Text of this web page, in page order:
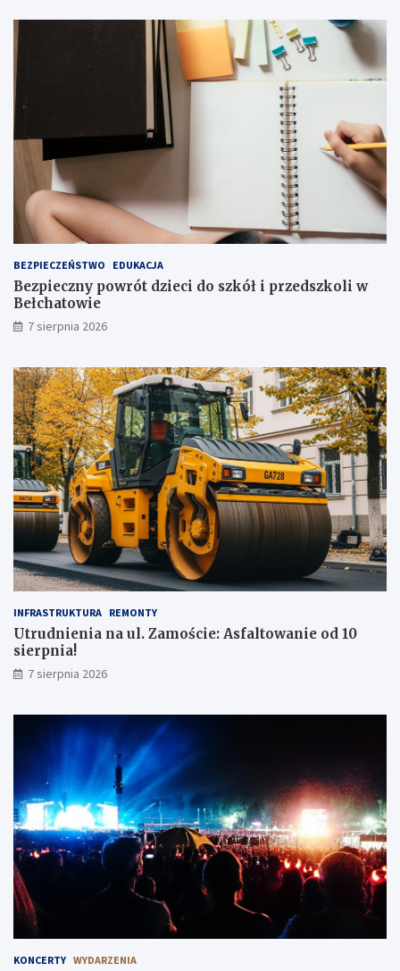
i
a
t
r
a
k
c
j
ż
u
ż
,
t
u
ż
I
I
s
t
o
p
n
i
BEZPIECZEŃSTWO EDUKACJA
Bezpieczny powrót dzieci do szkół i przedszkoli w
Bełchatowie
7 sierpnia 2026
INFRASTRUKTURA REMONTY
Utrudnienia na ul. Zamoście: Asfaltowanie od 10
sierpnia!
7 sierpnia 2026
KONCERTY WYDARZENIA